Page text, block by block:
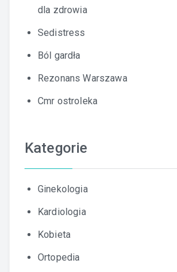
dla zdrowia
Sedistress
Ból gardła
Rezonans Warszawa
Cmr ostroleka
Kategorie
Ginekologia
Kardiologia
Kobieta
Ortopedia